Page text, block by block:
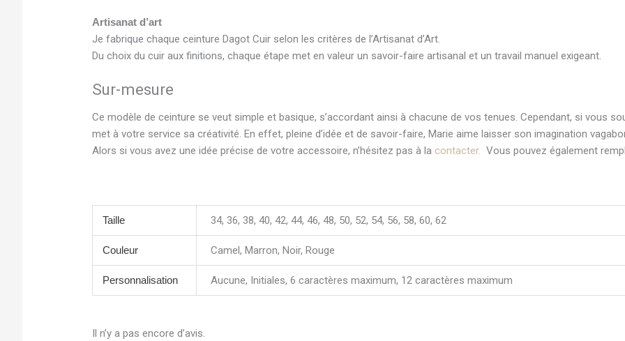
Artisanat d’art
Je fabrique chaque ceinture Dagot Cuir selon les critères de l’Artisanat d’Art.
Du choix du cuir aux finitions, chaque étape met en valeur un savoir-faire artisanal et un travail manuel exigeant.
Sur-mesure
Ce modèle de ceinture se veut simple et basique, s’accordant ainsi à chacune de vos tenues. Cependant, si vous
met à votre service sa créativité. En effet, pleine d’idée et de savoir-faire, Marie aime laisser son imagination
Alors si vous avez une idée précise de votre accessoire, n’hésitez pas à la contacter. Vous pouvez également
Taille 34, 36, 38, 40, 42, 44, 46, 48, 50, 52, 54, 56, 58, 60, 62
Couleur Camel, Marron, Noir, Rouge
Personnalisation Aucune, Initiales, 6 caractères maximum, 12 caractères maximum
Il n’y a pas encore d’avis.